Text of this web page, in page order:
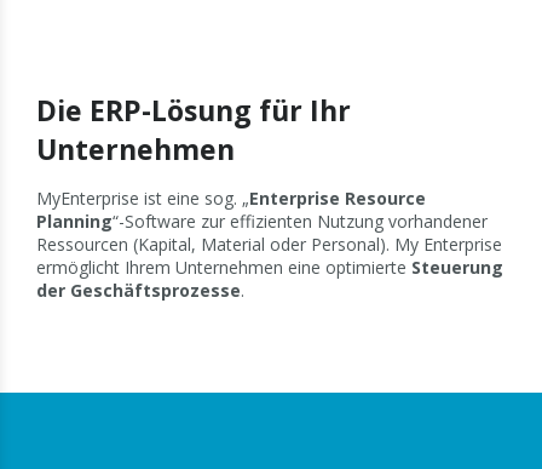
Die ERP-Lösung für Ihr
Unternehmen
MyEnterprise ist eine sog. „Enterprise Resource
Planning“-Software zur effizienten Nutzung vorhandener
Ressourcen (Kapital, Material oder Personal). My Enterprise
ermöglicht Ihrem Unternehmen eine optimierte Steuerung
der Geschäftsprozesse.